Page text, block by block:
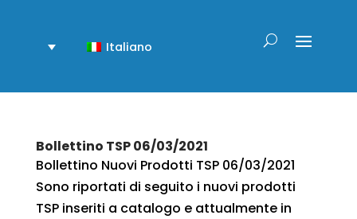
Italiano
Bollettino TSP 06/03/2021
Bollettino Nuovi Prodotti TSP 06/03/2021
Sono riportati di seguito i nuovi prodotti
TSP inseriti a catalogo e attualmente in